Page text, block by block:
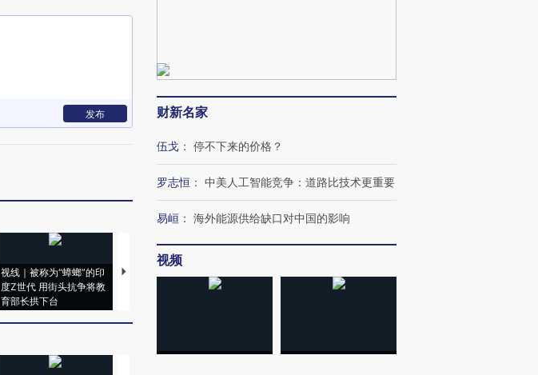
发布
视线｜被称为“蟑螂”的印
度Z世代 用街头抗争将教
育部长拱下台
视线｜“入侵”还是“人道危
机”？难民潮撕裂西班牙
128毫米 紧急转移近
财新名家
伍戈 ： 停不下来的价格？
罗志恒 ： 中美人工智能竞争：道路比技术更重要
易峘 ： 海外能源供给缺口对中国的影响
视频